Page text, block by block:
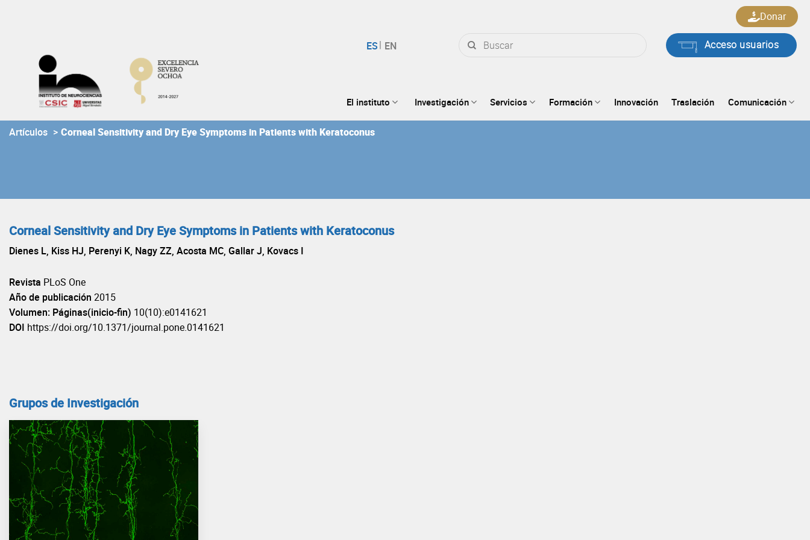
por:
Acceso usuarios
Donar
El instituto Investigación Servicios Formación Innovación Traslación Comunicación
Artículos > Corneal Sensitivity and Dry Eye Symptoms in Patients with Keratoconus
Corneal Sensitivity and Dry Eye Symptoms in Patients with Keratoconus
Dienes L, Kiss HJ, Perenyi K, Nagy ZZ, Acosta MC, Gallar J, Kovacs I
Revista PLoS One
Año de publicación 2015
Volumen: Páginas(inicio-fin) 10(10):e0141621
DOI https://doi.org/10.1371/journal.pone.0141621
Grupos de Investigación